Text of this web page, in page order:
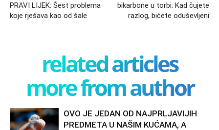
PRAVI LIJEK: Šest problema
koje rješava kao od šale
bikarbone u torbi: Kad čujete
razlog, bićete oduševljeni
related articles
more from author
OVO JE JEDAN OD NAJPRLJAVIJIH
PREDMETA U NAŠIM KUĆAMA, A